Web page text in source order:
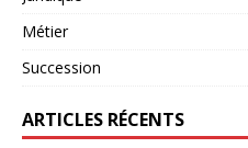
Métier
Succession
ARTICLES RÉCENTS